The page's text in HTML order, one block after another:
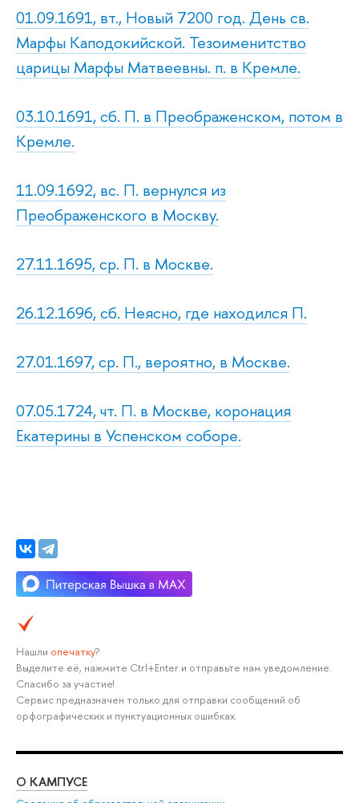
01.09.1691, вт., Новый 7200 год. День св.
Марфы Каподокийской. Тезоименитство
царицы Марфы Матвеевны. п. в Кремле.
03.10.1691, сб. П. в Преображенском, потом в
Кремле.
11.09.1692, вс. П. вернулся из
Преображенского в Москву.
27.11.1695, ср. П. в Москве.
26.12.1696, сб. Неясно, где находился П.
27.01.1697, ср. П., вероятно, в Москве.
07.05.1724, чт. П. в Москве, коронация
Екатерины в Успенском соборе.
Нашли опечатку?
Выделите её, нажмите Ctrl+Enter и отправьте нам уведомление.
Спасибо за участие!
Сервис предназначен только для отправки сообщений об
орфографических и пунктуационных ошибках.
О КАМПУСЕ